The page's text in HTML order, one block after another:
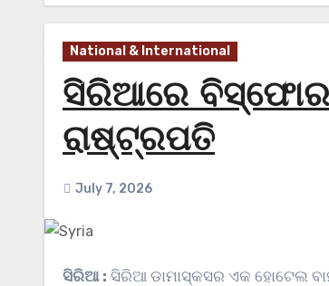
National & International
ସିରିଆରେ
ରାଷ୍ଟ୍ରପତି
July 7, 2026
ସିରିଆ : ସିରିଆ ଡାମାସ୍କସର ଏକ ହୋଟେଲ